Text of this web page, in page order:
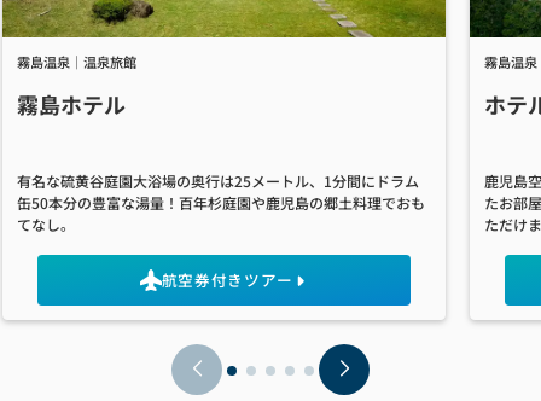
霧島温泉｜温泉旅館
霧島ホテル
有名な硫黄谷庭園大浴場の奥行は25メートル、1分間にドラム
缶50本分の豊富な湯量！百年杉庭園や鹿児島の郷土料理でおも
てなし。
航空券付きツアー
霧島温
ホテ
鹿児島
たお部
ただけ